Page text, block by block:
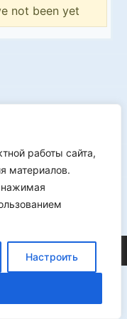
работы сайта,
материалов.
нажимая
Настроить
not been yet